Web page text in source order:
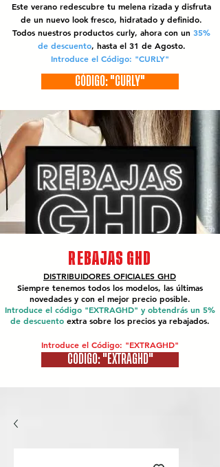
Este verano redescubre tu melena rizada y disfruta
de un nuevo look fresco, hidratado y definido.
Todos nuestros productos curly, ahora con un 35%
de descuento, hasta el 31 de Agosto.
Introduce el Código: "CURLY"
CÓDIGO: "CURLY"
REBAJAS GHD
DISTRIBUIDORES OFICIALES GHD
Siempre tenemos todos los modelos, las últimas
novedades y con el mejor precio posible.
Introduce el código "EXTRAGHD" y obtendrás un 5%
de descuento extra sobre los precios ya rebajados.
Introduce el Código: "EXTRAGHD"
CÓDIGO: "EXTRAGHD"